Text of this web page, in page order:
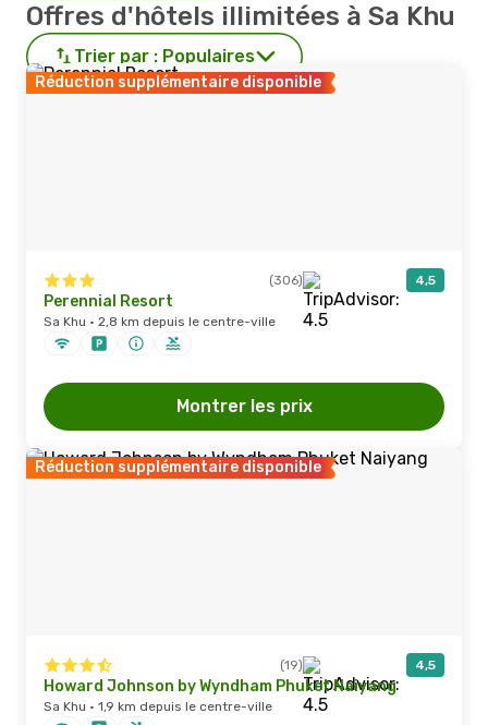
Offres d'hôtels illimitées à Sa Khu
Trier par : Populaires
Réduction supplémentaire disponible
(306) 4,5
Perennial Resort
Sa Khu · 2,8 km depuis le centre-ville
Montrer les prix
Réduction supplémentaire disponible
(19) 4,5
Howard Johnson by Wyndham Phuket Naiyang
Sa Khu · 1,9 km depuis le centre-ville